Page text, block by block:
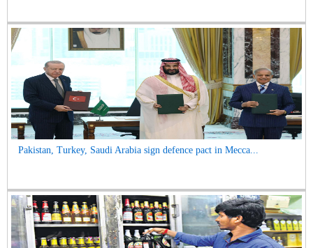
Pakistan, Turkey, Saudi Arabia sign defence pact in Mecca...